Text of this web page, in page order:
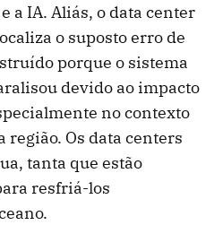
a IA. Aliás, o data center
o suposto erro de
porque o sistema
devido ao impacto
no contexto
região. Os data centers
tanta que estão
resfriá-los